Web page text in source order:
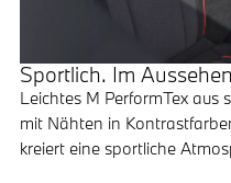
Sportlich. Im
Leichtes M PerformTex aus
mit Nähten in
kreiert eine sportliche